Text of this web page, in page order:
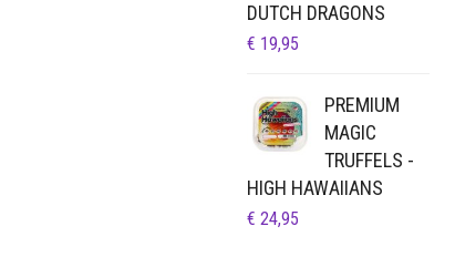
DUTCH DRAGONS
€ 19,95
PREMIUM
MAGIC
TRUFFELS -
HIGH HAWAIIANS
€ 24,95